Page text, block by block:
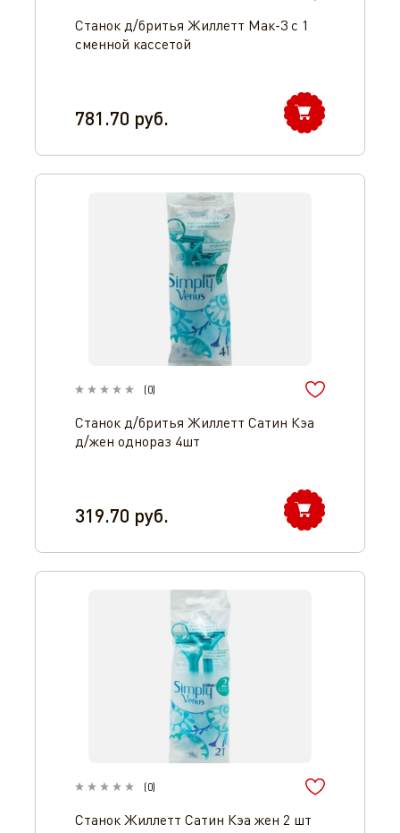
Станок д/бритья Жиллетт Мак-3 с 1
сменной кассетой
781.70 руб.
(0)
Станок д/бритья Жиллетт Сатин Кэа
д/жен однораз 4шт
319.70 руб.
(0)
Станок Жиллетт Сатин Кэа жен 2 шт